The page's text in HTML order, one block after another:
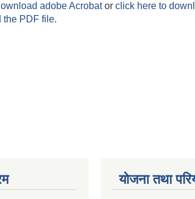
adobe Acrobator click here to
the PDF file.
योजना तथा